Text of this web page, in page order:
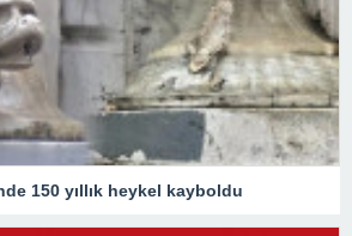
150 yıllık heykel kayboldu